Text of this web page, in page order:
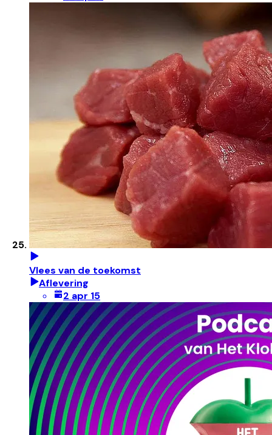
Vlees van de toekomst
Aflevering
2 apr 15